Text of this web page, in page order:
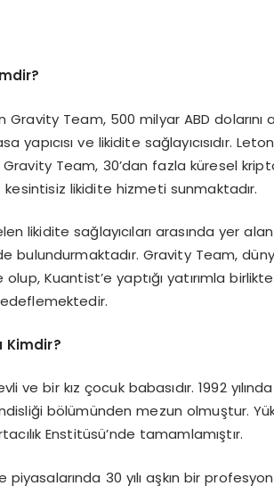
Gravity Team, 500 milyar ABD
yapıcısı ve likidite sağlayıcısıdır.
Team, 30’dan fazla küresel
likidite hizmeti sunmaktadır.
likidite sağlayıcıları arasında yer
bulundurmaktadır. Gravity Team,
Kuantist’e yaptığı yatırımla
Kimdir?
ve bir kız çocuk babasıdır. 1992
bölümünden mezun olmuştur.
Enstitüsü’nde tamamlamıştır.
piyasalarında 30 yılı aşkın bir